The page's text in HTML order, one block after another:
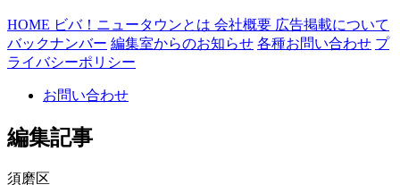
HOME ビバ！ニュータウンとは 会社概要 広告掲載について
バックナンバー 編集室からのお知らせ 各種お問い合わせ プ
ライバシーポリシー
お問い合わせ
編集記事
須磨区